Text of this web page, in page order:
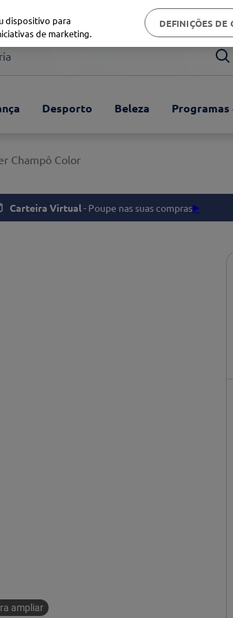
Desporto Beleza Programas
Champô Color
Carteira Virtual- Poupe nas suas compras▶️
ampliar
dispositivo para
de marketing.
DEFINIÇÕES DE